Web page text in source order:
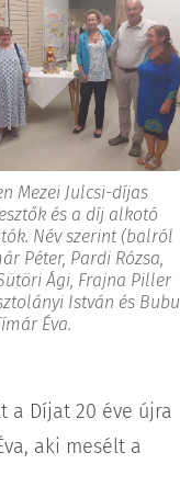
Mezei Julcsi-díjas
és a díj alkotó
Név szerint (balról
Péter, Pardi Rózsa,
Ági, Frajna Piller
István és Bubu
Éva.
a Díjat 20 éve újra
aki mesélt a